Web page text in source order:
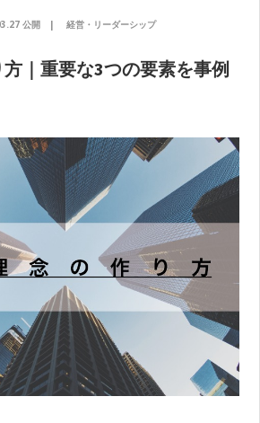
公開 | 経営・リーダーシップ
｜重要な3つの要素を事例